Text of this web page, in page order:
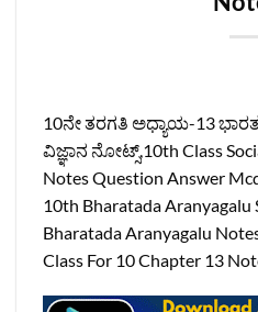
10ನೇ ತರಗತಿ ಅಧ್ಯಾಯ-13
ವಿಜ್ಞಾನ ನೋಟ್ಸ್‌,10th Class
Notes Question Answer
10th Bharatada Aranyagalu
Bharatada Aranyagalu
Class For 10 Chapter 13